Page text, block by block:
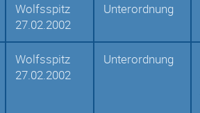
Wolfsspitz
27.02.2002
Unterordnung
Wolfsspitz
27.02.2002
Unterordnung